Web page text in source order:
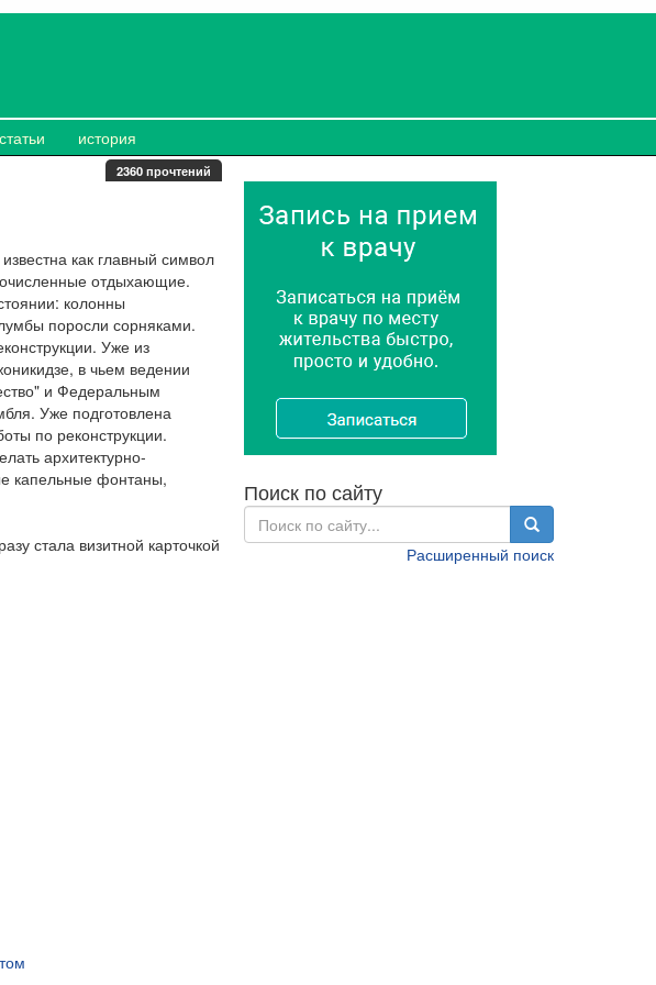
статьи
история
2360 прочтений
как главный символ
отдыхающие.
колонны
поросли сорняками.
Уже из
в чьем ведении
и Федеральным
Уже подготовлена
по реконструкции.
архитектурно-
капельные фонтаны,
стала визитной карточкой
Поиск по сайту
Расширенный поиск